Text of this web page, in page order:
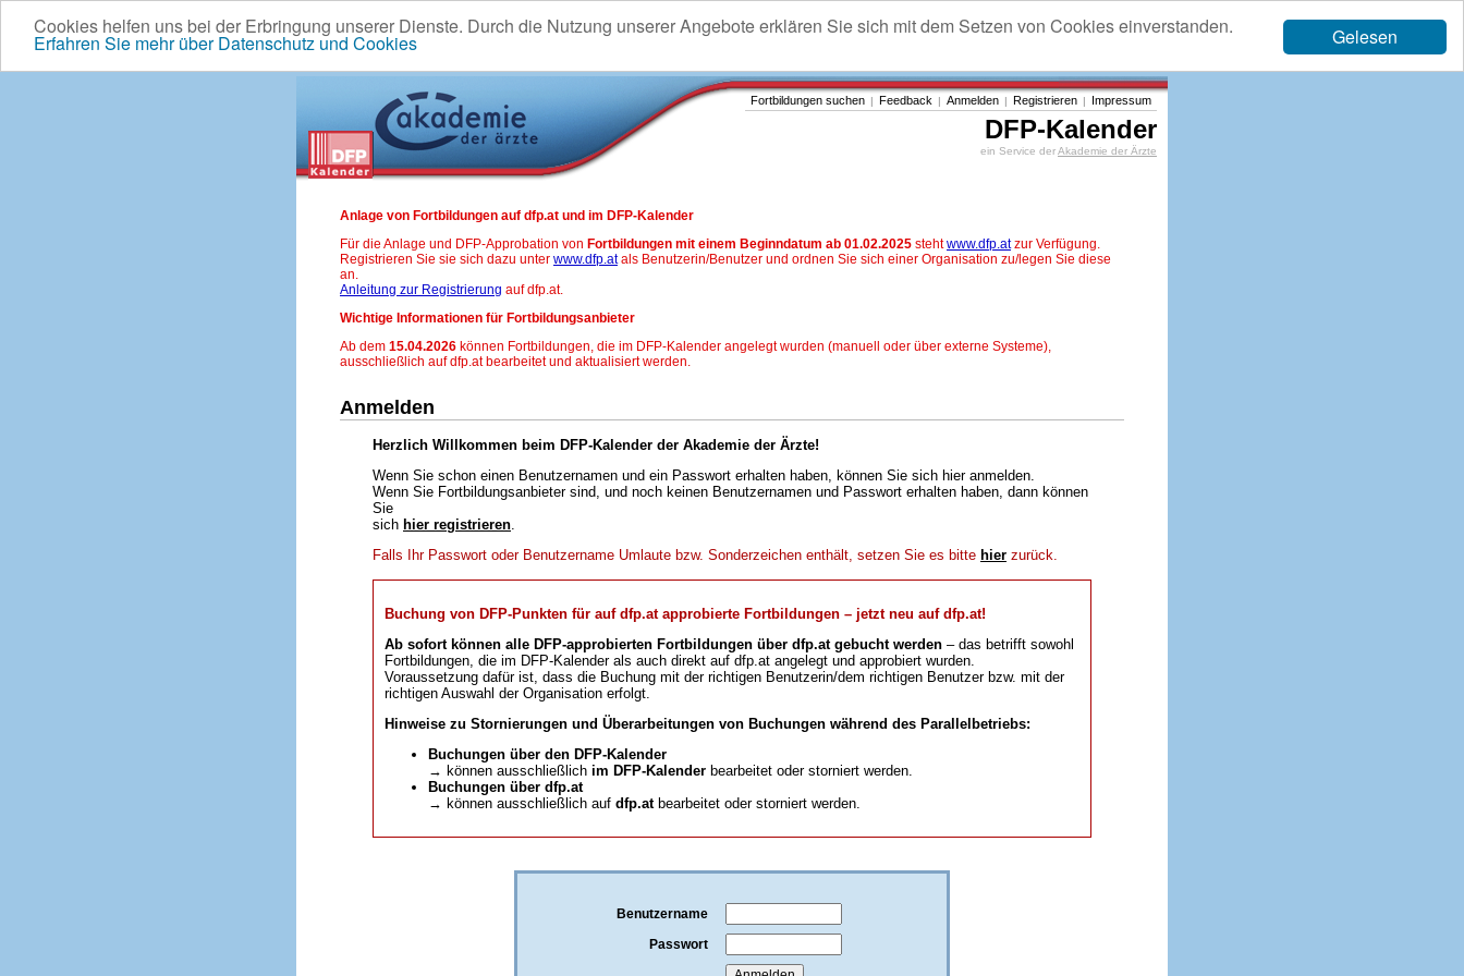
Gelesen
Cookies helfen uns bei der Erbringung unserer Dienste. Durch die Nutzung unserer Angebote erklären Sie sich mit dem Setzen von Cookies einverstanden.
Erfahren Sie mehr über Datenschutz und Cookies
Fortbildungen suchen | Feedback | Anmelden | Registrieren | Impressum
DFP-Kalender
ein Service derAkademie der Ärzte
Anlage von Fortbildungen auf dfp.at und im DFP-Kalender
Für die Anlage und DFP-Approbation von Fortbildungen mit einem Beginndatum ab 01.02.2025 stehtwww.dfp.atzur Verfügung.
Registrieren Sie sie sich dazu unter www.dfp.atals Benutzerin/Benutzer und ordnen Sie sich einer Organisation zu/legen Sie diese
an.
Anleitung zur Registrierung auf dfp.at.
Wichtige Informationen für Fortbildungsanbieter
Ab dem 15.04.2026 können Fortbildungen, die im DFP-Kalender angelegt wurden (manuell oder über externe Systeme),
ausschließlich auf dfp.at bearbeitet und aktualisiert werden.
Anmelden
Herzlich Willkommen beim DFP-Kalender der Akademie der Ärzte!
Wenn Sie schon einen Benutzernamen und ein Passwort erhalten haben, können Sie sich hier anmelden.
Wenn Sie Fortbildungsanbieter sind, und noch keinen Benutzernamen und Passwort erhalten haben, dann können
Sie
sich hier registrieren.
Falls Ihr Passwort oder Benutzername Umlaute bzw. Sonderzeichen enthält, setzen Sie es bitte hier zurück.
Buchung von DFP-Punkten für auf dfp.at approbierte Fortbildungen – jetzt neu auf dfp.at!
Ab sofort können alle DFP-approbierten Fortbildungen über dfp.at gebucht werden – das betrifft sowohl
Fortbildungen, die im DFP-Kalender als auch direkt auf dfp.at angelegt und approbiert wurden.
Voraussetzung dafür ist, dass die Buchung mit der richtigen Benutzerin/dem richtigen Benutzer bzw. mit der
richtigen Auswahl der Organisation erfolgt.
Hinweise zu Stornierungen und Überarbeitungen von Buchungen während des Parallelbetriebs:
Buchungen über den DFP-Kalender
→ können ausschließlich im DFP-Kalender bearbeitet oder storniert werden.
Buchungen über dfp.at
→ können ausschließlich auf dfp.atbearbeitet oder storniert werden.
Benutzername
Passwort